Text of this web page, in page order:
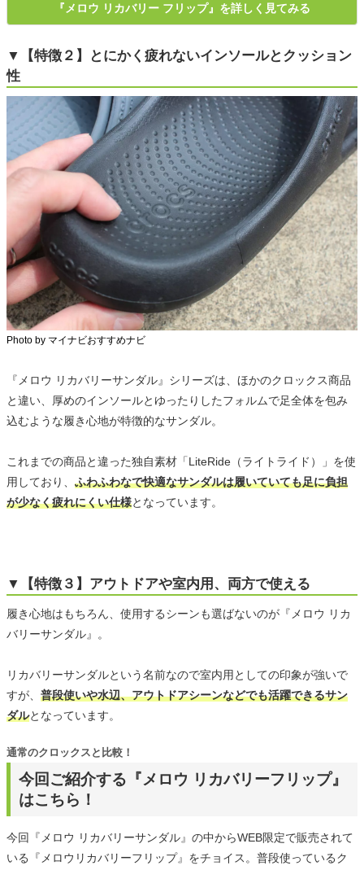
『メロウ リカバリー フリップ』を詳しく見てみる
▼【特徴２】とにかく疲れないインソールとクッション
性
Photo by マイナビおすすめナビ
『メロウ リカバリーサンダル』シリーズは、ほかのクロックス商品
と違い、厚めのインソールとゆったりしたフォルムで足全体を包み
込むような履き心地が特徴的なサンダル。
これまでの商品と違った独自素材「LiteRide（ライトライド）」を使
用しており、 ふわふわなで快適なサンダルは履いていても足に負担
が少なく疲れにくい仕様となっています。
▼【特徴３】アウトドアや室内用、両方で使える
履き心地はもちろん、使用するシーンも選ばないのが『メロウ リカ
バリーサンダル』。
リカバリーサンダルという名前なので室内用としての印象が強いで
すが、 普段使いや水辺、アウトドアシーンなどでも活躍できるサン
ダルとなっています。
今回ご紹介する『メロウ リカバリーフリップ』
はこちら！
通常のクロックスと比較！
今回『メロウ リカバリーサンダル』の中からWEB限定で販売されて
いる『メロウリカバリーフリップ』をチョイス。普段使っているク